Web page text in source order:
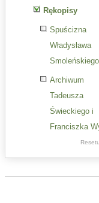
Rękopisy
Spuścizna
Władysława
Smoleńskiego
Archiwum
Tadeusza
Świeckiego i
Franciszka
Spuścizna
Macieszy